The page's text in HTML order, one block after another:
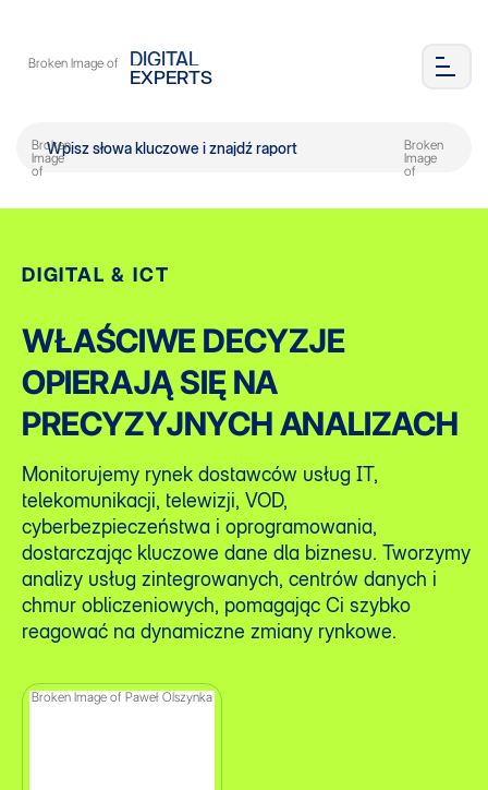
DIGITAL
EXPERTS
DIGITAL & ICT
WŁAŚCIWE DECYZJE
OPIERAJĄ SIĘ NA
PRECYZYJNYCH ANALIZACH
Monitorujemy rynek dostawców usług IT,
telekomunikacji, telewizji, VOD,
cyberbezpieczeństwa i oprogramowania,
dostarczając kluczowe dane dla biznesu. Tworzymy
analizy usług zintegrowanych, centrów danych i
chmur obliczeniowych, pomagając Ci szybko
reagować na dynamiczne zmiany rynkowe.